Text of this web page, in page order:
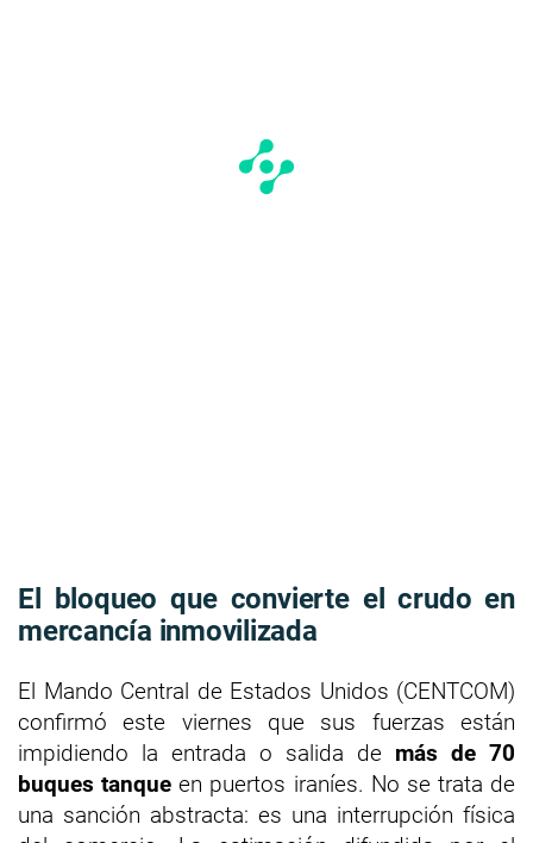
El bloqueo que convierte el crudo en
mercancía inmovilizada
El Mando Central de Estados Unidos (CENTCOM)
confirmó este viernes que sus fuerzas están
impidiendo la entrada o salida de más de 70
buques tanque en puertos iraníes. No se trata de
una sanción abstracta: es una interrupción física